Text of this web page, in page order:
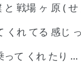
と 戦場 ヶ 原 (
くれ てる 感じ
って くれ たり …